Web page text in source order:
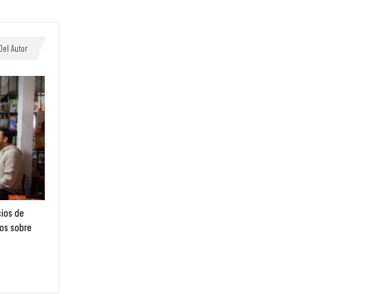
Autor
de
sobre